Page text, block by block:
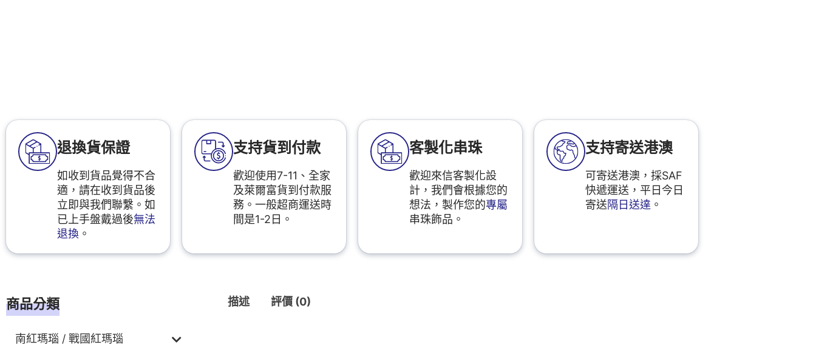
退換貨保證
如收到貨品覺得不合
適，請在收到貨品後
立即與我們聯繫。如
已上手盤戴過後無法
退換 。
支持貨到付款
歡迎使用7-11、全家
及萊爾富貨到付款服
務。一般超商運送時
間是1-2日。
客製化串珠
歡迎來信客製化設
計，我們會根據您的
想法，製作您的專屬
串珠飾品。
支持寄送港澳
可寄送港澳，採SAF
快遞運送，平日今日
寄送隔日送達 。
商品分類
南紅瑪瑙 / 戰國紅瑪瑙
描述 評價 (0)